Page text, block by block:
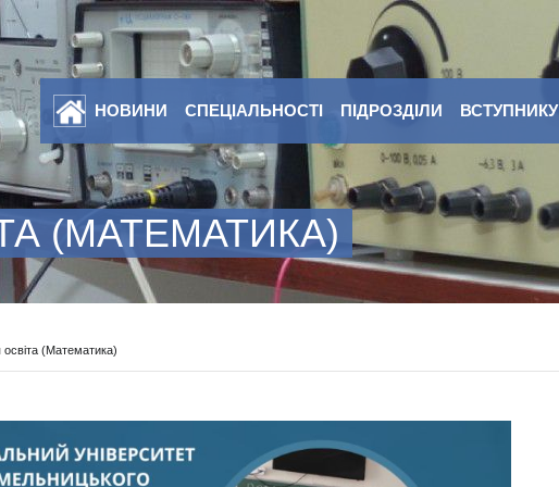
НОВИНИ СПЕЦІАЛЬНОСТІ ПІДРОЗДІЛИ ВСТУПНИКУ
(МАТЕМАТИКА)
(Математика)